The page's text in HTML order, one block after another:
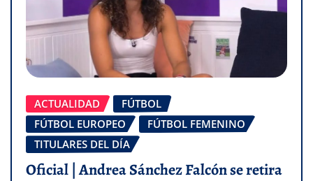
ACTUALIDAD
FÚTBOL
FÚTBOL EUROPEO
FÚTBOL FEMENINO
TITULARES DEL DÍA
Oficial | Andrea Sánchez Falcón se retira